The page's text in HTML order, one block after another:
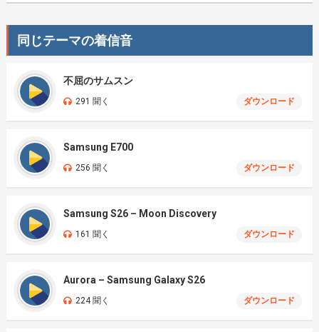
同じテーマの着信音
不屈のサムスン
291 聞く ダウンロード
Samsung E700
256 聞く ダウンロード
Samsung S26 – Moon Discovery
161 聞く ダウンロード
Aurora – Samsung Galaxy S26
224 聞く ダウンロード